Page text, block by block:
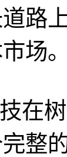
路
场。
在
整